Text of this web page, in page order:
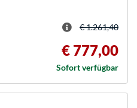
€ 1.261,40
€ 777,00
Sofort verfügbar